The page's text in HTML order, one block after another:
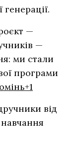
—
—
ми стали
програми
від